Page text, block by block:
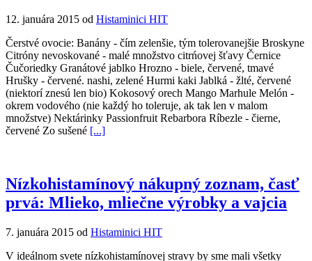
12. januára 2015 od Histaminici HIT
Čerstvé ovocie: Banány - čím zelenšie, tým tolerovanejšie Broskyne
Citróny nevoskované - malé množstvo citrńovej šťavy Černice
Čučoriedky Granátové jablko Hrozno - biele, červené, tmavé
Hrušky - červené. nashi, zelené Hurmi kaki Jablká - žlté, červené
(niektorí znesú len bio) Kokosový orech Mango Marhule Melón -
okrem vodového (nie každý ho toleruje, ak tak len v malom
množstve) Nektárinky Passionfruit Rebarbora Ríbezle - čierne,
červené Zo sušené [...]
Nízkohistamínový nákupný zoznam, časť
prvá: Mlieko, mliečne výrobky a vajcia
7. januára 2015 od Histaminici HIT
V ideálnom svete nízkohistamínovej stravy by sme mali všetky